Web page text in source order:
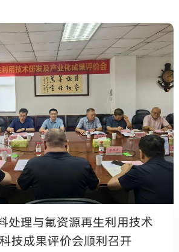
处理与氟资源再生利用技术
技成果评价会顺利召开